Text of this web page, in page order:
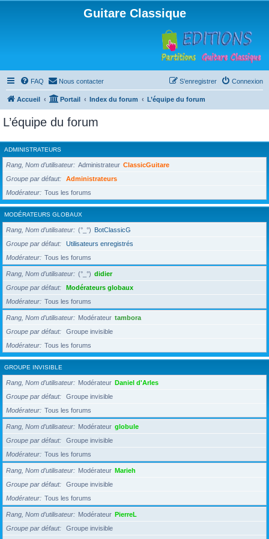
Guitare Classique
FAQ Nous contacter Connexion
S’enregistrer
Accueil Portail Index du forum L’équipe du forum
L’équipe du forum
ADMINISTRATEURS
Rang, Nom d’utilisateur Administrateur ClassicGuitare
Groupe par défaut
Administrateurs
Modérateur
Tous les forums
MODÉRATEURS GLOBAUX
Rang, Nom d’utilisateur (°_°) BotClassicG
Groupe par défaut
Utilisateurs enregistrés
Modérateur
Tous les forums
Rang, Nom d’utilisateur (°_°) didier
Groupe par défaut
Modérateurs globaux
Modérateur
Tous les forums
Rang, Nom d’utilisateur Modérateur tambora
Groupe par défaut
Groupe invisible
Modérateur
Tous les forums
GROUPE INVISIBLE
Rang, Nom d’utilisateur Modérateur Daniel d'Arles
Groupe par défaut
Groupe invisible
Modérateur
Tous les forums
Rang, Nom d’utilisateur Modérateur globule
Groupe par défaut
Groupe invisible
Modérateur
Tous les forums
Rang, Nom d’utilisateur Modérateur Marieh
Groupe par défaut
Groupe invisible
Modérateur
Tous les forums
Rang, Nom d’utilisateur Modérateur PierreL
Groupe par défaut
Groupe invisible